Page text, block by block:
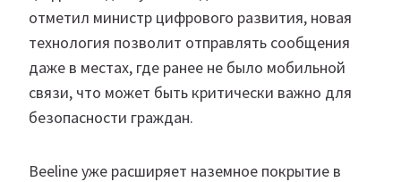
отметил министр цифрового развития, новая
технология позволит отправлять сообщения
даже в местах, где ранее не было мобильной
связи, что может быть критически важно для
безопасности граждан.
Beeline уже расширяет наземное покрытие в